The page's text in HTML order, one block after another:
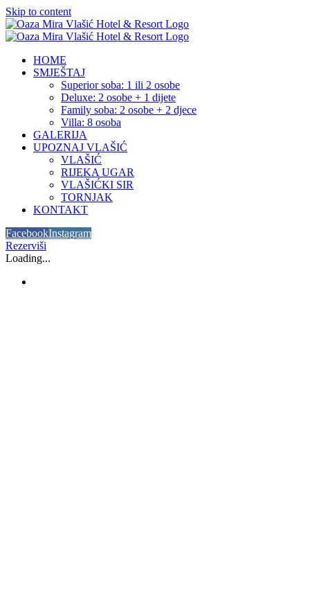
Skip to content
HOME
SMJEŠTAJ
Superior soba: 1 ili 2 osobe
Deluxe: 2 osobe + 1 dijete
Family soba: 2 osobe + 2 djece
Villa: 8 osoba
GALERIJA
UPOZNAJ VLAŠIĆ
VLAŠIĆ
RIJEKA UGAR
VLAŠIĆKI SIR
TORNJAK
KONTAKT
FacebookInstagram
Rezerviši
Loading...